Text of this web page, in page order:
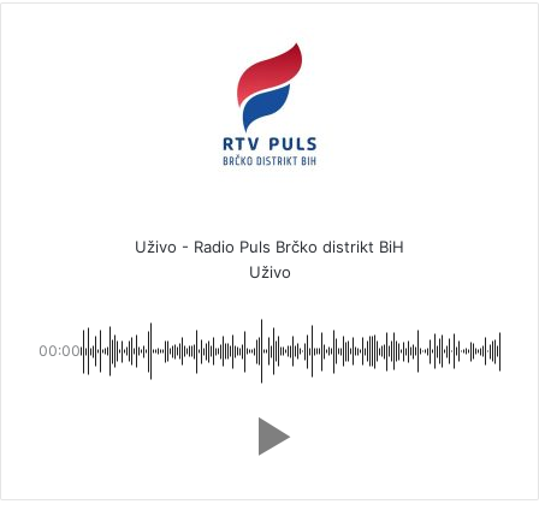
Uživo - Radio Puls Brčko distrikt BiH
Uživo
00:00